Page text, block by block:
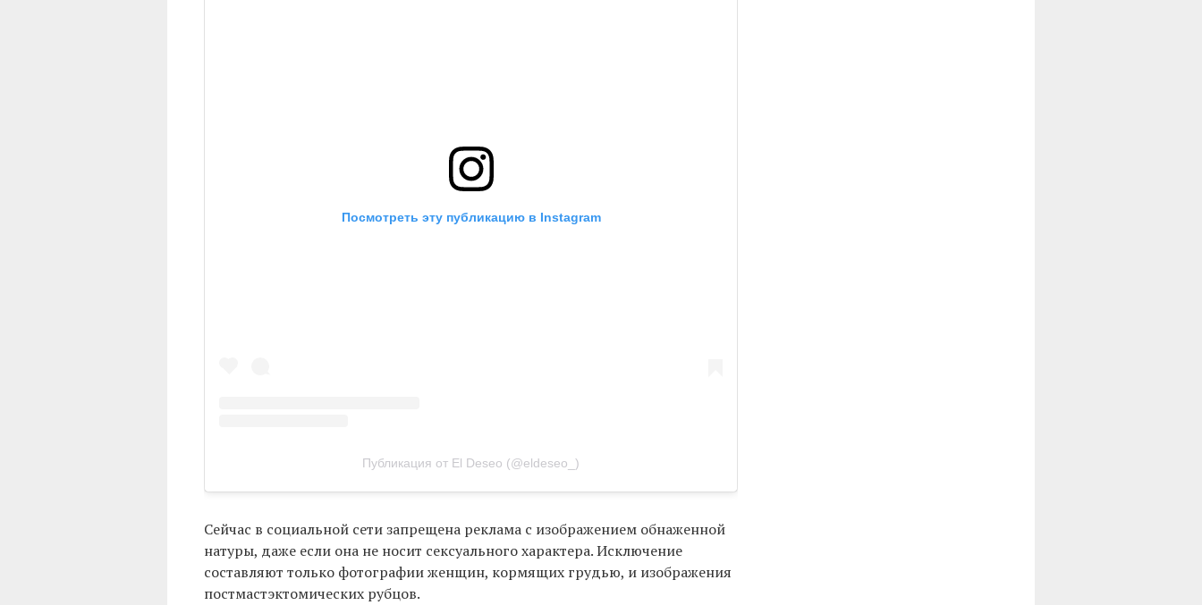
Посмотреть эту публикацию в Instagram
Публикация от El Deseo (@eldeseo_)
Сейчас в социальной сети запрещена реклама с изображением обнаженной
натуры, даже если она не носит сексуального характера. Исключение
составляют только фотографии женщин, кормящих грудью, и изображения
постмастэктомических рубцов.